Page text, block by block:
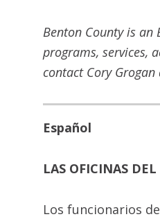
Benton County is
programs, services,
contact Cory
Español
LAS OFICINAS
Los funcionarios